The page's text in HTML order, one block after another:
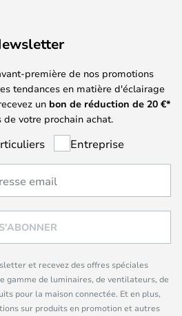
première de nos promotions
tendances en matière d'éclairage
un bon de réduction de 20 €*
de votre prochain achat.
Entreprise
S'ABONNER
et recevez des offres spéciales
gamme de luminaires, de ventilateurs, de
pour la maison connectée. Et en plus,
sur produits en promotion et autres